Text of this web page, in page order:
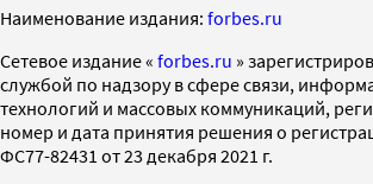
Наименование издания: forbes.ru
Cетевое издание « forbes.ru »
службой по надзору в сфере связи,
технологий и массовых коммуникаций,
номер и дата принятия решения о
ФС77-82431 от 23 декабря 2021 г.